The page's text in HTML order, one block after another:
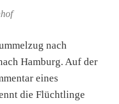
nach
Hamburg. Auf der
eines
die Flüchtlinge